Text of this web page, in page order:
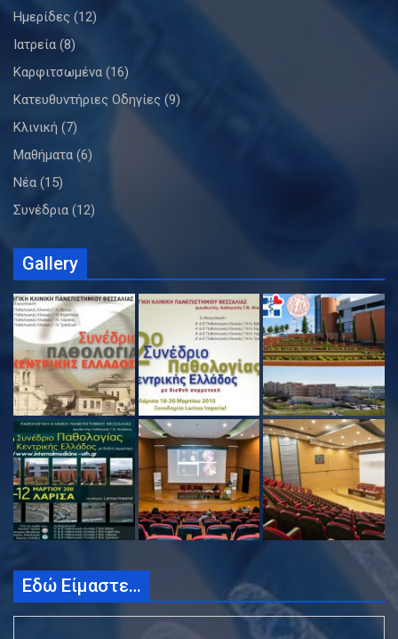
Ημερίδες (12)
Ιατρεία (8)
Καρφιτσωμένα (16)
Κατευθυντήριες Οδηγίες (9)
Κλινική (7)
Μαθήματα (6)
Νέα (15)
Συνέδρια (12)
Gallery
Εδώ Είμαστε…